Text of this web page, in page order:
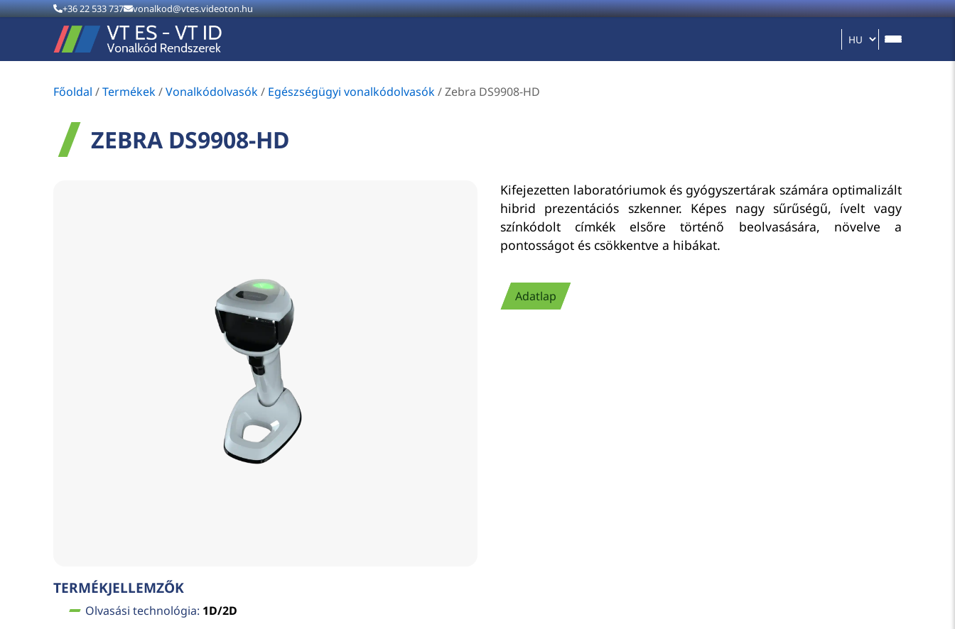
+36 22 533 737 vonalkod@vtes.videoton.hu
Főoldal /Termékek/Vonalkódolvasók/ Egészségügyi vonalkódolvasók/Zebra DS9908-HD
ZEBRA DS9908-HD
Kifejezetten laboratóriumok és gyógyszertárak számára optimalizált
hibrid prezentációs szkenner. Képes nagy sűrűségű, ívelt vagy
színkódolt címkék elsőre történő beolvasására, növelve a
pontosságot és csökkentve a hibákat.
Adatlap
TERMÉKJELLEMZŐK
Olvasási technológia: 1D/2D